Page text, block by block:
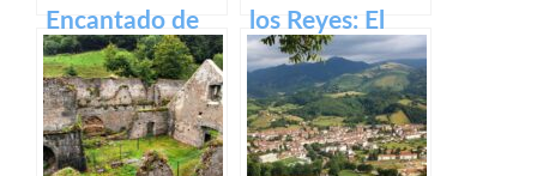
Encantado de
Irati
los Reyes: El
Castillo de Olite